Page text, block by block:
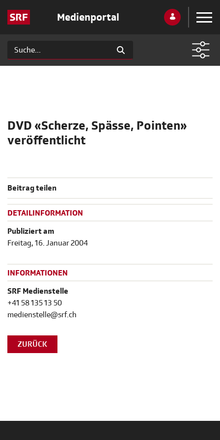
Medienportal
DVD «Scherze, Spässe, Pointen»
veröffentlicht
Beitrag teilen
DETAILINFORMATION
Publiziert am
Freitag, 16. Januar 2004
INFORMATIONEN
SRF Medienstelle
+41 58 135 13 50
medienstelle@srf.ch
ZURÜCK